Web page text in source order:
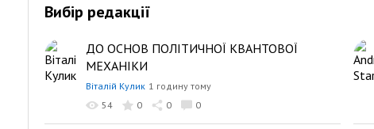
Вибір редакції
ДО ОСНОВ ПОЛІТИЧНОЇ КВАНТОВОЇ
МЕХАНІКИ
Віталій Кулик 1 годину тому
54
0 0 0